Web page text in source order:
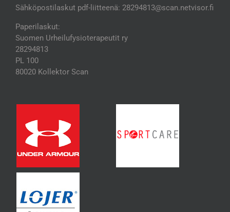
Sähköpostilaskut pdf-liitteenä: 28294813@scan.netvisor.fi
Paperilaskut:
Suomen Urheilufysioterapeutit ry
28294813
PL 100
80020 Kollektor Scan